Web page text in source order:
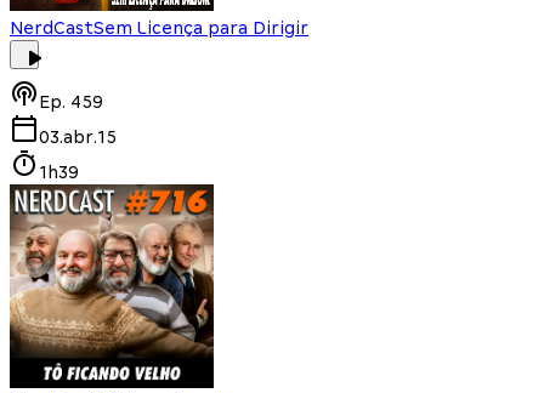
NerdCastSem Licença para Dirigir
Ep. 459
03.abr.15
1h39